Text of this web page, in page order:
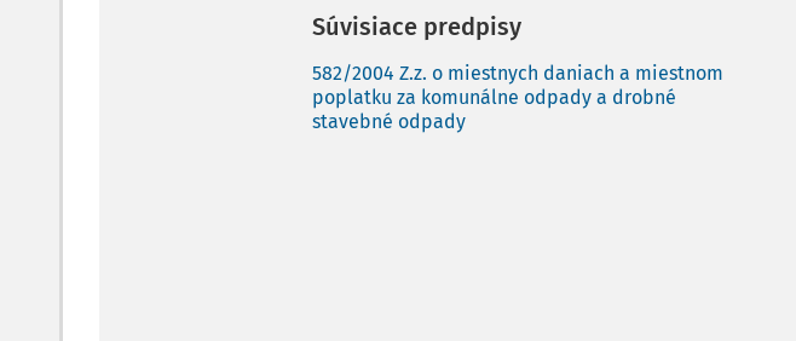
Súvisiace predpisy
582/2004 Z.z. o miestnych daniach a miestnom
poplatku za komunálne odpady a drobné
stavebné odpady